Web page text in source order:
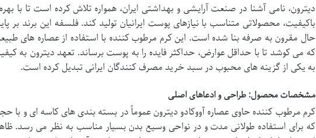
دیترون، نامی آشنا در صنعت آرایشی و بهداشتی ایران، همواره تلاش کرده است تا با
باکیفیت، محصولاتی متناسب با نیازهای پوست ایرانیان تولید کند. فلسفه این برند بر
حال مقرون به صرفه بنا شده است. این کرم مرطوب کننده با استفاده از عصاره های
که می کوشد تا با حداقل عوارض، حداکثر فایده را به پوست برساند. تعهد دیترون به
به یکی از گزینه های محبوب در سبد خرید مصرف کنندگان ایرانی تبدیل کرده است.
مشخصات محصول: طراحی و ادعاهای اصلی
که برای استفاده طولانی مدت و در نواحی وسیع بدن بسیار مناسب به نظر می رسد.